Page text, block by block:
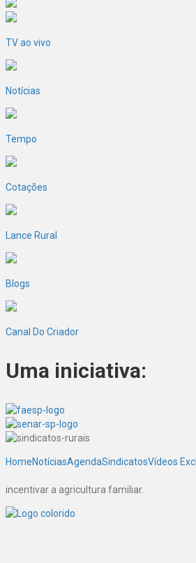
TV ao vivo
Notícias
Tempo
Cotações
Lance Rural
Blogs
Canal Do Criador
Uma iniciativa:
HomeNotíciasAgendaSindicatosVídeos
incentivar a agricultura familiar.